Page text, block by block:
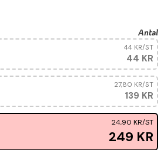
Antal
44 KR
44 KR/ST
139 KR
27,80 KR/ST
249 KR
24,90 KR/ST